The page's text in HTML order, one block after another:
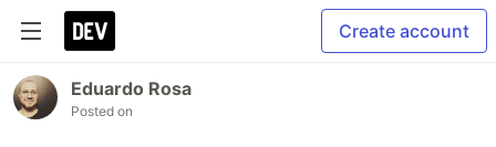
Create account
Eduardo Rosa
Posted on